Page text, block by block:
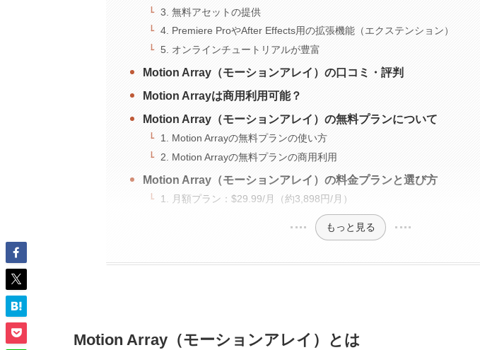
3. 無料アセットの提供
4. Premiere ProやAfter Effects用の拡張機能（エクステンション）
5. オンラインチュートリアルが豊富
Motion Array（モーションアレイ）の口コミ・評判
Motion Arrayは商用利用可能？
Motion Array（モーションアレイ）の無料プランについて
1. Motion Arrayの無料プランの使い方
2. Motion Arrayの無料プランの商用利用
Motion Array（モーションアレイ）の料金プランと選び方
1. 月額プラン：$29.99/月（約3,898円/月）
もっと見る
Motion Array（モーションアレイ）とは